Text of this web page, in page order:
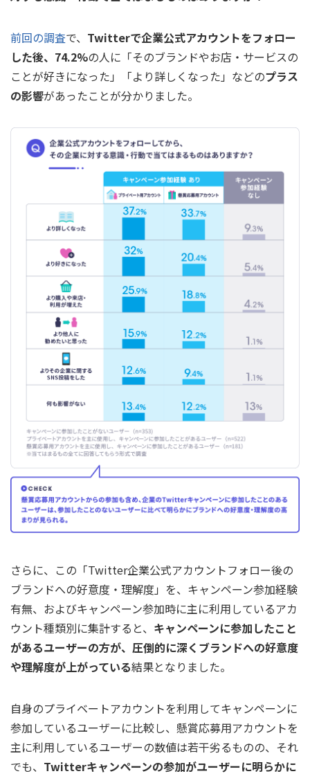
前回の調査で、 Twitterで企業公式アカウントをフォロー
した後、74.2%の人に「そのブランドやお店・サービスの
ことが好きになった」「より詳しくなった」などのプラス
の影響があったことが分かりました。
さらに、この「Twitter企業公式アカウントフォロー後の
ブランドへの好意度・理解度」を、キャンペーン参加経験
有無、およびキャンペーン参加時に主に利用しているアカ
ウント種類別に集計すると、 キャンペーンに参加したこと
があるユーザーの方が、圧倒的に深くブランドへの好意度
や理解度が上がっている結果となりました。
自身のプライベートアカウントを利用してキャンペーンに
参加しているユーザーに比較し、懸賞応募用アカウントを
主に利用しているユーザーの数値は若干劣るものの、それ
でも、 Twitterキャンペーンの参加がユーザーに明らかに